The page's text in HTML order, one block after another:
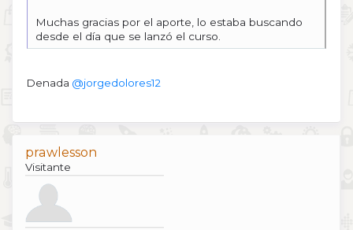
Muchas gracias por el aporte, lo estaba buscando
desde el día que se lanzó el curso.
Denada @jorgedolores12
prawlesson
Visitante